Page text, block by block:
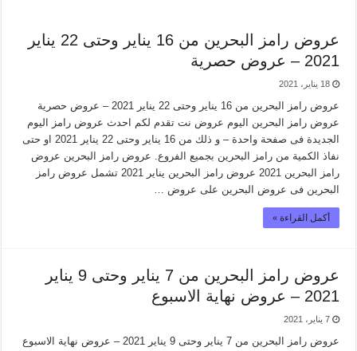
عروض رامز البحرين من 16 يناير وحتى 22 يناير
2021 – عروض حصرية
18 يناير، 2021
عروض رامز البحرين من 16 يناير وحتى 22 يناير 2021 – عروض حصرية
عروض رامز البحرين اليوم عروض نت تقدم لكم احدث عروض رامز اليوم
الجديدة فى صفحة واحدة – و ذلك من 16 يناير وحتى 22 يناير 2021 او حتى
نفاذ الكمية من رامز البحرين بجميع الفروع. عروض رامز البحرين عروض
رامز البحرين 2021 عروض رامز البحرين يناير 2021 تشمل عروض رامز
البحرين فى عروض البحرين على عروض …
أكمل القراءة »
عروض رامز البحرين من 7 يناير وحتى 9 يناير
2021 – عروض نهاية الاسبوع
7 يناير، 2021
عروض رامز البحرين من 7 يناير وحتى 9 يناير 2021 – عروض نهاية الاسبوع